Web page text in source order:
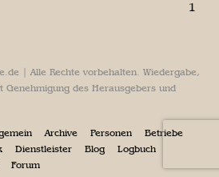
1
| Alle Rechte vorbehalten. Wiedergabe,
Genehmigung des Herausgebers und
Archive Personen
Betriebe
Dienstleister Blog
Logbuch
Forum